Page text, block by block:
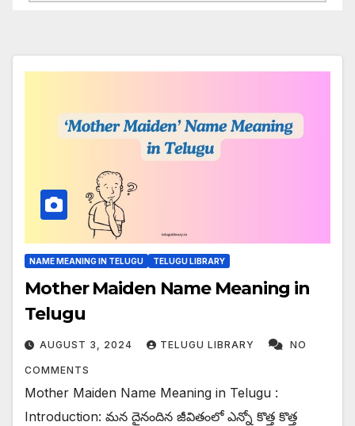
NAME MEANING IN TELUGU TELUGU LIBRARY
Mother Maiden Name Meaning in
Telugu
AUGUST 3, 2024 TELUGU LIBRARY NO
COMMENTS
Mother Maiden Name Meaning in Telugu :
Introduction: మన దైనందిన జీవితంలో ఎన్నో కొత్త కొత్త